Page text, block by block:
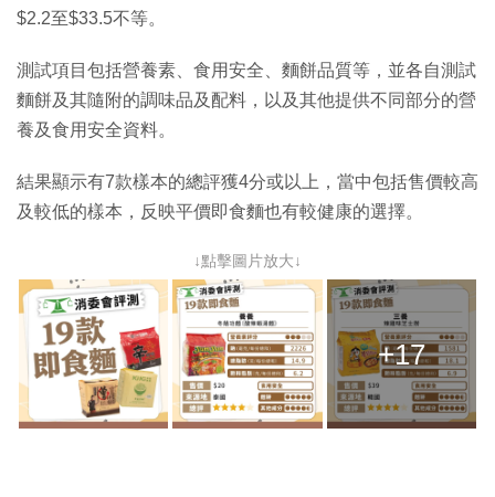
$2.2至$33.5不等。
測試項目包括營養素、食用安全、麵餅品質等，並各自測試
麵餅及其隨附的調味品及配料，以及其他提供不同部分的營
養及食用安全資料。
結果顯示有7款樣本的總評獲4分或以上，當中包括售價較高
及較低的樣本，反映平價即食麵也有較健康的選擇。
↓點擊圖片放大↓
+17